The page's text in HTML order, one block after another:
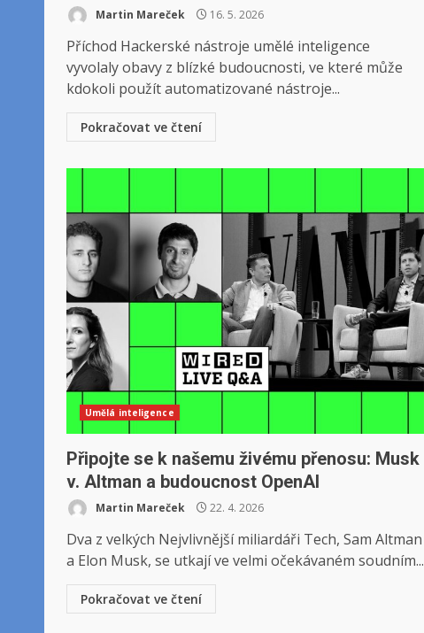
Martin Mareček 16. 5. 2026
Příchod Hackerské nástroje umělé inteligence
vyvolaly obavy z blízké budoucnosti, ve které může
kdokoli použít automatizované nástroje...
Pokračovat ve čtení
Umělá inteligence
Připojte se k našemu živému přenosu: Musk
v. Altman a budoucnost OpenAI
Martin Mareček 22. 4. 2026
Dva z velkých Nejvlivnější miliardáři Tech, Sam Altman
a Elon Musk, se utkají ve velmi očekávaném soudním...
Pokračovat ve čtení